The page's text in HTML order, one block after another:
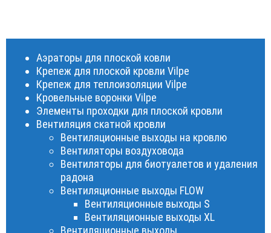
Аэраторы для плоской ковли
Крепеж для плоской кровли Vilpe
Крепеж для теплоизоляции Vilpe
Кровельные воронки Vilpe
Элементы проходки для плоской кровли
Вентиляция скатной кровли
Вентиляционные выходы на кровлю
Вентиляторы воздуховода
Вентиляторы для биотуалетов и удаления
радона
Вентиляционные выходы FLOW
Вентиляционные выходы S
Вентиляционные выходы XL
Вентиляционные выходы